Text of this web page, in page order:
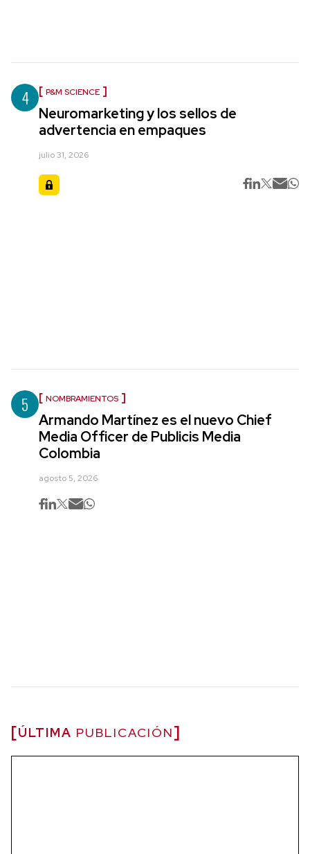
4 P&M SCIENCE
Neuromarketing y los sellos de
advertencia en empaques
julio 31, 2026
5 NOMBRAMIENTOS
Armando Martínez es el nuevo Chief
Media Officer de Publicis Media
Colombia
agosto 5, 2026
ÚLTIMA PUBLICACIÓN